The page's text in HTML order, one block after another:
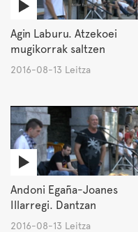
Agin Laburu. Atzekoei
mugikorrak saltzen
2016-08-13 Leitza
Andoni Egaña-Joanes
Illarregi. Dantzan
2016-08-13 Leitza